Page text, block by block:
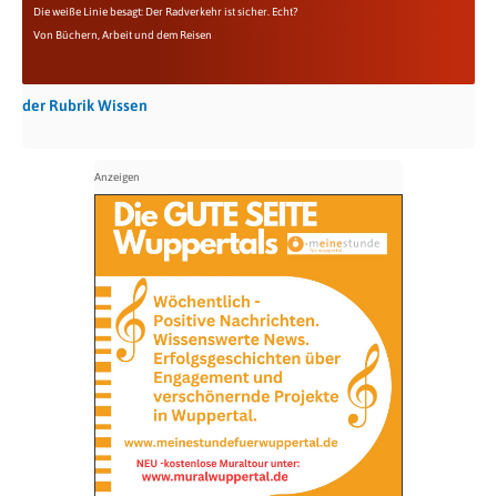
Die weiße Linie besagt: Der Radverkehr ist sicher. Echt?
Von Büchern, Arbeit und dem Reisen
der Rubrik Wissen